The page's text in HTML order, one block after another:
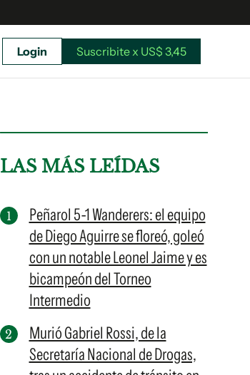
Suscribite x US$ 3,45
Login Suscribite x US$ 3,45
LAS MÁS LEÍDAS
Peñarol 5-1 Wanderers: el equipo
de Diego Aguirre se floreó, goleó
con un notable Leonel Jaime y es
bicampeón del Torneo
Intermedio
Murió Gabriel Rossi, de la
Secretaría Nacional de Drogas,